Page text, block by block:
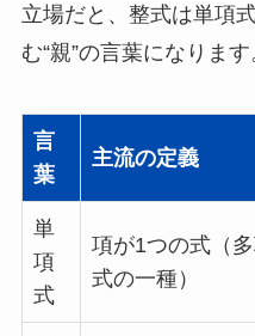
立場だと、整式は単項
む“親”の言葉になります
言
葉
主流の定義
単
項
式
項が1つの式（
式の一種）